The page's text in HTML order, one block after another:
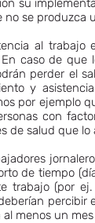
su
no se produzca
al trabajo
caso de que
perder el
y
por ejemplo
con
de salud que
de tiempo
trabajo (por
percibir
al menos un